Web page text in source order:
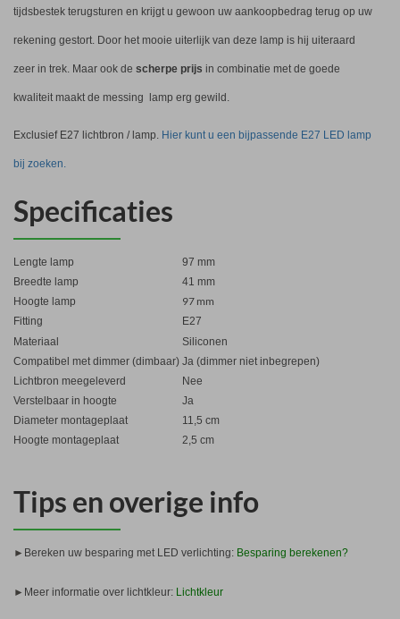
tijdsbestek terugsturen en krijgt u gewoon uw aankoopbedrag terug op uw
rekening gestort. Door het mooie uiterlijk van deze lamp is hij uiteraard
zeer in trek. Maar ook de scherpe prijs in combinatie met de goede
kwaliteit maakt de messing lamp erg gewild.
Exclusief E27 lichtbron / lamp. Hier kunt u een bijpassende E27 LED lamp
bij zoeken.
Specificaties
Lengte lamp
97 mm
Breedte lamp
41 mm
Hoogte lamp
97 mm
Fitting
E27
Materiaal
Siliconen
Compatibel met dimmer (dimbaar) Ja (dimmer niet inbegrepen)
Lichtbron meegeleverd
Nee
Verstelbaar in hoogte
Ja
Diameter montageplaat
11,5 cm
Hoogte montageplaat
2,5 cm
Tips en overige info
► Bereken uw besparing met LED verlichting: Besparing berekenen?
► Meer informatie over lichtkleur: Lichtkleur